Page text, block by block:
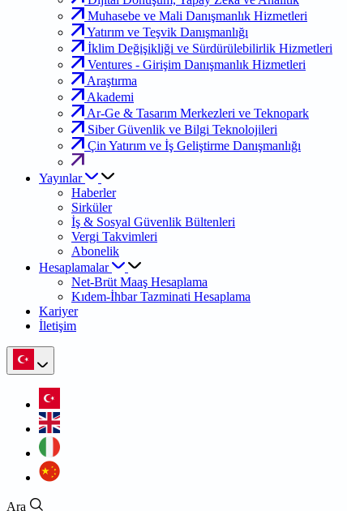
Muhasebe ve Mali Danışmanlık Hizmetleri
Yatırım ve Teşvik Danışmanlığı
İklim Değişikliği ve Sürdürülebilirlik Hizmetleri
Ventures - Girişim Danışmanlık Hizmetleri
Araştırma
Akademi
Ar-Ge & Tasarım Merkezleri ve Teknopark
Siber Güvenlik ve Bilgi Teknolojileri
Çin Yatırım ve İş Geliştirme Danışmanlığı
Yayınlar
Haberler
Sirküler
İş & Sosyal Güvenlik Bültenleri
Vergi Takvimleri
Abonelik
Hesaplamalar
Net-Brüt Maaş Hesaplama
Kıdem-İhbar Tazminati Hesaplama
Kariyer
İletişim
Ara